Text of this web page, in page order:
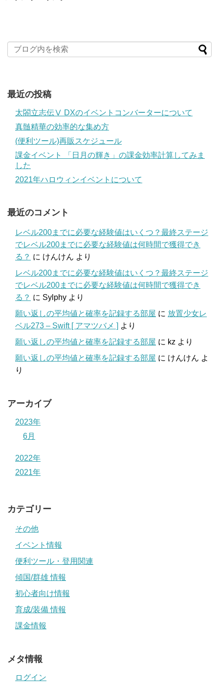
最近の投稿
太閤立志伝Ⅴ DXのイベントコンバーターについて
真髄精華の効率的な集め方
(便利ツール)再販スケジュール
課金イベント 「日月の輝き」の課金効率計算してみま
した
2021年ハロウィンイベントについて
最近のコメント
レベル200までに必要な経験値はいくつ？最終ステージ
でレベル200までに必要な経験値は何時間で獲得でき
る？ に けんけん より
レベル200までに必要な経験値はいくつ？最終ステージ
でレベル200までに必要な経験値は何時間で獲得でき
る？ に Sylphy より
願い返しの平均値と確率を記録する部屋 に 放置少女レ
ベル273 – Swift [ アマツバメ ] より
願い返しの平均値と確率を記録する部屋 に kz より
願い返しの平均値と確率を記録する部屋 に けんけん よ
り
アーカイブ
2023年
6月
2022年
2021年
カテゴリー
その他
イベント情報
便利ツール・登用関連
傾国/群雄 情報
初心者向け情報
育成/装備 情報
課金情報
メタ情報
ログイン